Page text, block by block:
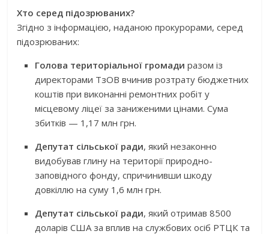
Хто серед підозрюваних?
Згідно з інформацією, наданою прокурорами, серед
підозрюваних:
Голова територіальної громади разом із
директорами ТзОВ вчинив розтрату бюджетних
коштів при виконанні ремонтних робіт у
місцевому ліцеї за заниженими цінами. Сума
збитків — 1,17 млн грн.
Депутат сільської ради, який незаконно
видобував глину на території природно-
заповідного фонду, спричинивши шкоду
довкіллю на суму 1,6 млн грн.
Депутат сільської ради, який отримав 8500
доларів США за вплив на службових осіб РТЦК та